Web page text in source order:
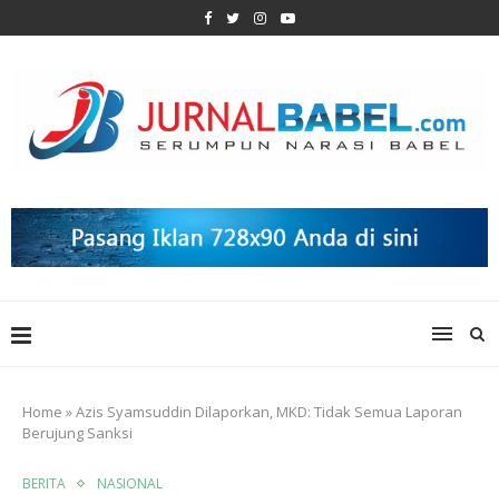
Home »Azis Syamsuddin Dilaporkan, MKD: Tidak Semua Laporan
Berujung Sanksi
BERITA NASIONAL